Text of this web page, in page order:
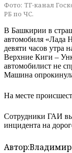
Фото: ТГ-канал
РБ по ЧС.
В Башкирии в
автомобиля «Лада
девяти часов утра
Верхние Киги –
автомобилист не
Машина
На месте
Сотрудники ГАИ
инцидента на
Автор: